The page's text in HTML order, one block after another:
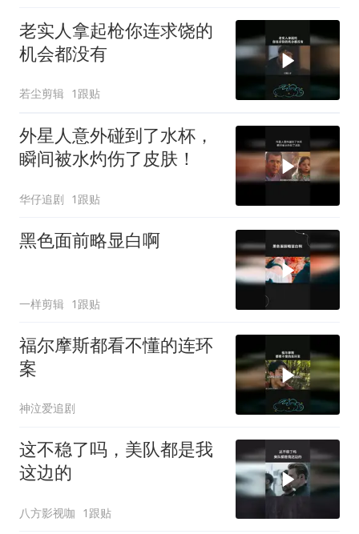
老实人拿起枪你连求饶的
机会都没有
若尘剪辑 1跟贴
外星人意外碰到了水杯，
瞬间被水灼伤了皮肤！
华仔追剧 1跟贴
黑色面前略显白啊
一样剪辑 1跟贴
福尔摩斯都看不懂的连环
案
神泣爱追剧
这不稳了吗，美队都是我
这边的
八方影视咖 1跟贴